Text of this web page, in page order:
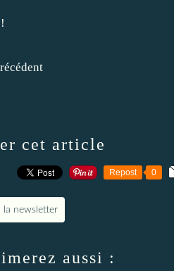
cet article
Repost 0
la newsletter
aussi :